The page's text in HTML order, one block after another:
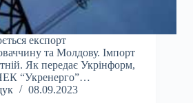
експорт
та Молдову. Імпорт
Як передає Укрінформ,
“Укренерго”…
08.09.2023